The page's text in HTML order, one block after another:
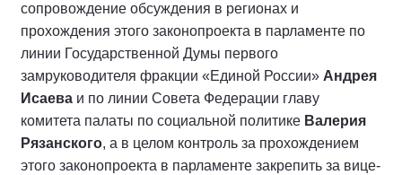
сопровождение обсуждения в регионах и
прохождения этого законопроекта в парламенте по
линии Государственной Думы первого
замруководителя фракции «Единой России» Андрея
Исаева и по линии Совета Федерации главу
комитета палаты по социальной политике Валерия
Рязанского, а в целом контроль за прохождением
этого законопроекта в парламенте закрепить за вице-